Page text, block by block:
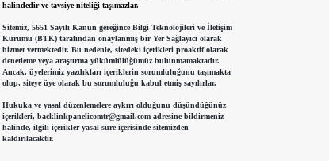
halindedir ve tavsiye niteliği taşımazlar.
Sitemiz, 5651 Sayılı Kanun gereğince Bilgi Teknolojileri ve İletişim
Kurumu (BTK) tarafından onaylanmış bir Yer Sağlayıcı olarak
hizmet vermektedir. Bu nedenle, sitedeki içerikleri proaktif olarak
denetleme veya araştırma yükümlülüğümüz bulunmamaktadır.
Ancak, üyelerimiz yazdıkları içeriklerin sorumluluğunu taşımakta
olup, siteye üye olarak bu sorumluluğu kabul etmiş sayılırlar.
Hukuka ve yasal düzenlemelere aykırı olduğunu düşündüğünüz
içerikleri, backlinkpanelicomtr@gmail.comadresine bildirmeniz
halinde, ilgili içerikler yasal süre içerisinde sitemizden
kaldırılacaktır.